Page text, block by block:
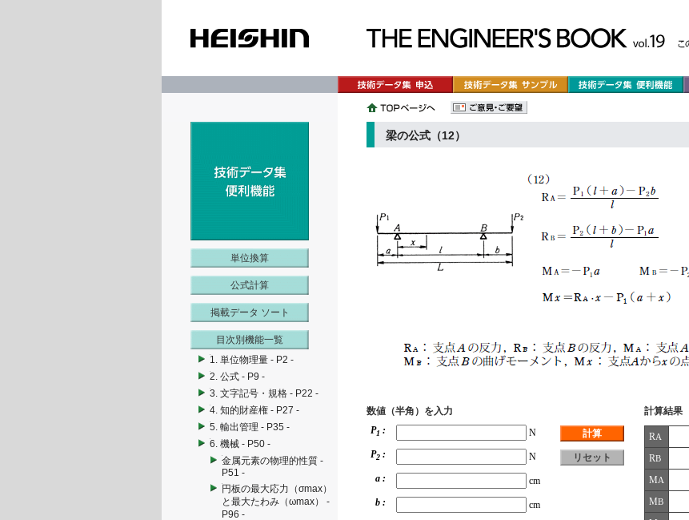
単位換算
公式計算
掲載データ ソート
目次別機能一覧
1. 単位物理量 - P2 -
2. 公式 - P9 -
3. 文字記号・規格 - P22 -
4. 知的財産権 - P27 -
5. 輸出管理 - P35 -
6. 機械 - P50 -
金属元素の物理的性質 -
P51 -
円板の最大応力（σmax）
と最大たわみ（ωmax） -
P96 -
梁の公式（12）
数値（半角）を入力
P1 :
N
P2 :
N
a :
cm
b :
cm
計算結果
RA
RB
MA
MB